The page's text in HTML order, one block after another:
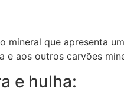
mineral que apresenta
e aos outros carvões
e hulha: